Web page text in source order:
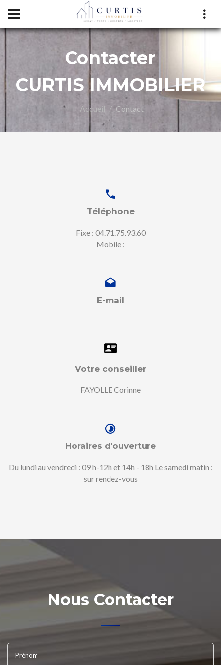
Contacter
CURTIS IMMOBILIER
Accueil Contact
Téléphone
Fixe : 04.71.75.93.60
Mobile :
E-mail
Votre conseiller
FAYOLLE Corinne
Horaires d'ouverture
Du lundi au vendredi : 09 h-12h et 14h - 18h Le samedi matin :
sur rendez-vous
Nous Contacter
Prénom